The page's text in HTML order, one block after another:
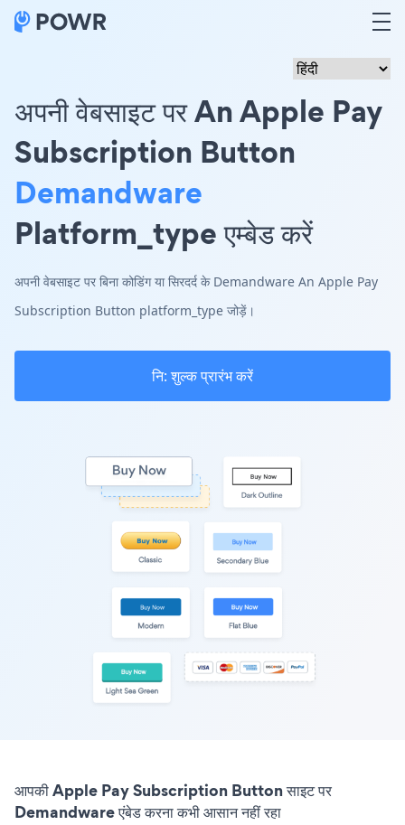
अपनी वेबसाइट पर An Apple Pay
Subscription Button
Demandware
Platform_type एम्बेड करें
अपनी वेबसाइट पर बिना कोडिंग या सिरदर्द के Demandware An Apple Pay
Subscription Button platform_type जोड़ें।
नि: शुल्क प्रारंभ करें
आपकी Apple Pay Subscription Button साइट पर
Demandware एंबेड करना कभी आसान नहीं रहा